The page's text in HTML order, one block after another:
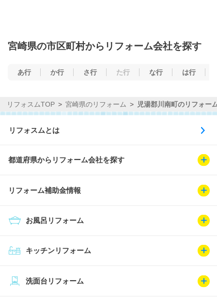
宮崎県の市区町村からリフォーム会社を探す
あ行 か行 さ行 た行 な行 は行
リフォスムTOP 宮崎県のリフォーム 児湯郡川南町のリフォー
リフォスムとは
都道府県からリフォーム会社を探す
リフォーム補助金情報
キッチンリフォーム
お風呂リフォーム
洗面台リフォーム